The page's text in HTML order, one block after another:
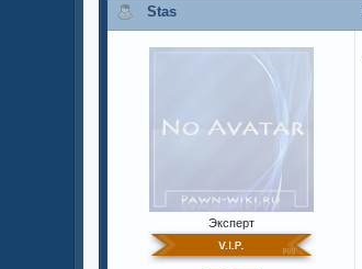
Stas
Эксперт